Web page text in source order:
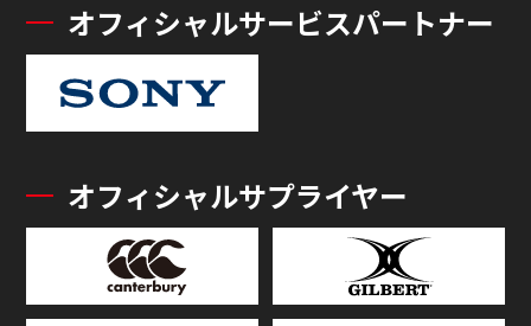
オフィシャルサービスパートナー
オフィシャルサプライヤー